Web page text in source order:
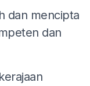
dan mencipta
dan